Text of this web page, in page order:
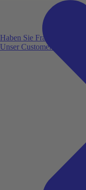
Haben Sie Fragen?
Unser Customer Service